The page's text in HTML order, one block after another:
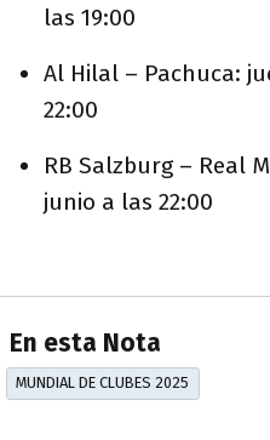
las 19:00
Al Hilal – Pachuca:
22:00
RB Salzburg – Real
junio a las 22:00
En esta Nota
MUNDIAL DE CLUBES 2025